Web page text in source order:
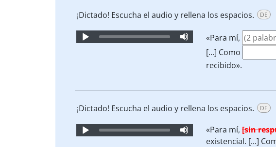
¡Dictado! Escucha el audio y rellena los espacios. DE
Audio
«Para mí,
[...] Como
recibido».
¡Dictado! Escucha el audio y rellena los espacios. DE
Audio
«Para mí, [sin
existencial. [...]